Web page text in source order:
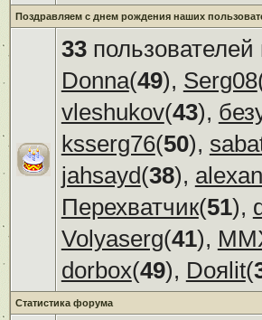
Поздравляем с днем рождения наших
33пользователей
Donna(49), Serg08
vleshukov(43),
ksserg76(50),
jahsayd(38),
Перехватчик(51),
Volyaserg(41),
dorbox(49), Doяlit(
Статистика форума